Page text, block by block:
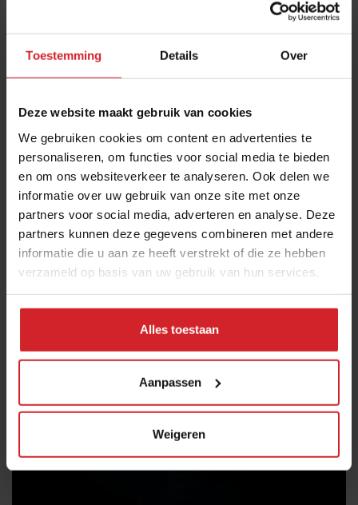
Toestemming Details Over
Deze website maakt gebruik van cookies
We gebruiken cookies om content en advertenties te
personaliseren, om functies voor social media te bieden
en om ons websiteverkeer te analyseren. Ook delen we
informatie over uw gebruik van onze site met onze
partners voor social media, adverteren en analyse. Deze
partners kunnen deze gegevens combineren met andere
informatie die u aan ze heeft verstrekt of die ze hebben
verzameld op basis van uw gebruik van hun services.
Alles toestaan
Aanpassen
Weigeren
Wereldse online super Manaw rolt uit naar meer
steden
Verder: zakennieuws over concept Xenos GoGo Drinks en
12 april 2022 | 3 min
Foodservice Drinks